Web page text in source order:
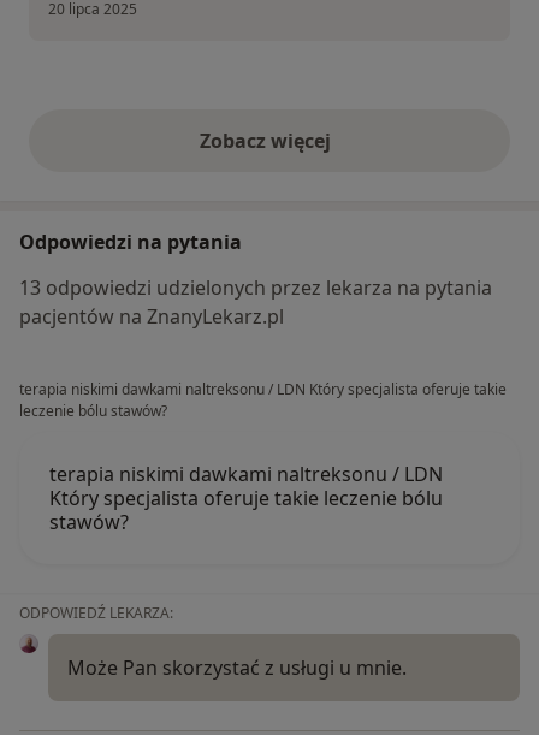
20 lipca 2025
Zobacz więcejopinie powyżej
Odpowiedzi na pytania
13 odpowiedzi udzielonych przez lekarza na pytania
pacjentów na ZnanyLekarz.pl
terapia niskimi dawkami naltreksonu / LDN Który specjalista oferuje takie
leczenie bólu stawów?
terapia niskimi dawkami naltreksonu / LDN
Który specjalista oferuje takie leczenie bólu
stawów?
ODPOWIEDŹ LEKARZA:
Może Pan skorzystać z usługi u mnie.